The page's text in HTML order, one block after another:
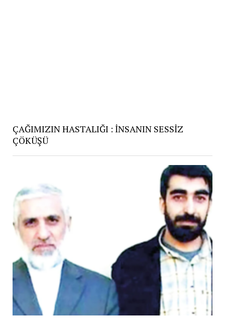
ÇAĞIMIZIN HASTALIĞI : İNSANIN SESSİZ
ÇÖKÜŞÜ